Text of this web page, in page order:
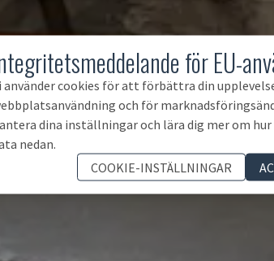
för EU-
använder cookies för att förbättra din
och för
dina inställningar och lära dig mer om hur
nedan.
COOKIE-INSTÄLLNINGAR